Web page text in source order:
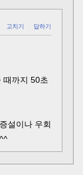
고치기 답하기
때까지 50초
설이나 우회